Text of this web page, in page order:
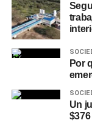
Por
Un